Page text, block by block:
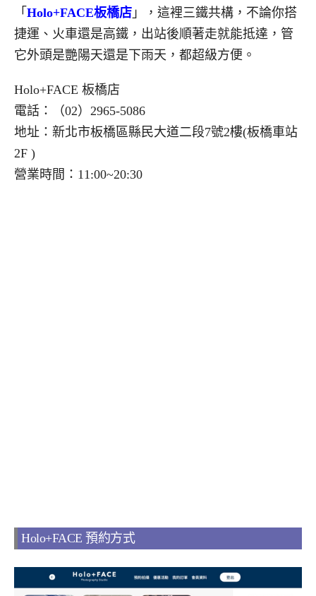
「 Holo+FACE板橋店 」，這裡三鐵共構，不論你搭
捷運、火車還是高鐵，出站後順著走就能抵達，管
它外頭是艷陽天還是下雨天，都超級方便。
Holo+FACE 板橋店
電話：（02）2965-5086
地址：新北市板橋區縣民大道二段7號2樓(板橋車站
2F )
營業時間：11:00~20:30
Holo+FACE 預約方式